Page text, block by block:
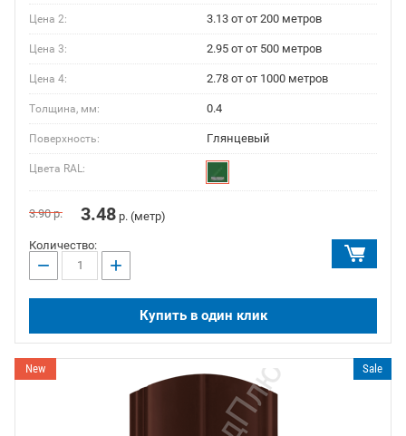
Цена 2: 3.13 от от 200 метров
Цена 3: 2.95 от от 500 метров
Цена 4: 2.78 от от 1000 метров
Толщина, мм: 0.4
Поверхность: Глянцевый
Цвета RAL:
3.90р. 3.48 р. (метр)
Количество:
− +
Купить в один клик
New Sale